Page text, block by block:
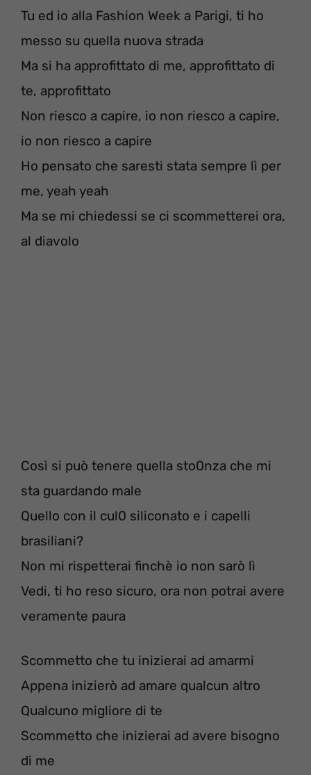
Tu ed io alla Fashion Week a Parigi, ti ho
messo su quella nuova strada
Ma si ha approfittato di me, approfittato di
te, approfittato
Non riesco a capire, io non riesco a capire,
io non riesco a capire
Ho pensato che saresti stata sempre lì per
me, yeah yeah
Ma se mi chiedessi se ci scommetterei ora,
al diavolo
Così si può tenere quella sto0nza che mi
sta guardando male
Quello con il cul0 siliconato e i capelli
brasiliani?
Non mi rispetterai finchè io non sarò lì
Vedi, ti ho reso sicuro, ora non potrai avere
veramente paura
Scommetto che tu inizierai ad amarmi
Appena inizierò ad amare qualcun altro
Qualcuno migliore di te
Scommetto che inizierai ad avere bisogno
di me